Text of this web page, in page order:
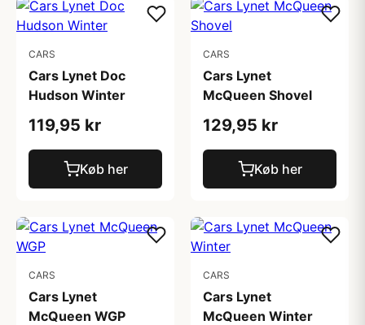
CARS
Cars Lynet Doc
Hudson Winter
119,95 kr
Køb her
CARS
Cars Lynet
McQueen Shovel
129,95 kr
Køb her
CARS
Cars Lynet
McQueen WGP
CARS
Cars Lynet
McQueen Winter